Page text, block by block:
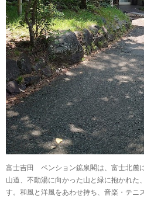
富士吉田 ペンション鉱泉閣は、富士北麓
山道、不動湯に向かった山と緑に抱かれた
す。和風と洋風をあわせ持ち、音楽・テニ